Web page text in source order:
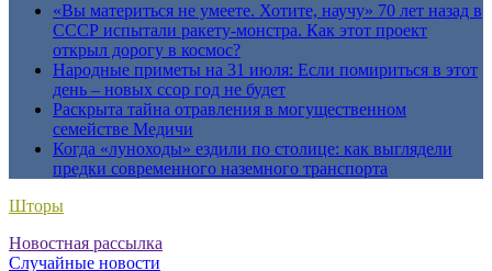
«Вы материться не умеете. Хотите, научу» 70 лет назад в
СССР испытали ракету-монстра. Как этот проект
открыл дорогу в космос?
Народные приметы на 31 июля: Если помириться в этот
день – новых ссор год не будет
Раскрыта тайна отравления в могущественном
семействе Медичи
Когда «луноходы» ездили по столице: как выглядели
предки современного наземного транспорта
Шторы
Новостная рассылка
Случайные новости